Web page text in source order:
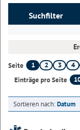
Suchfilter
Seite 1 2 3 4
Einträge pro Seite
Sortieren nach:Datum